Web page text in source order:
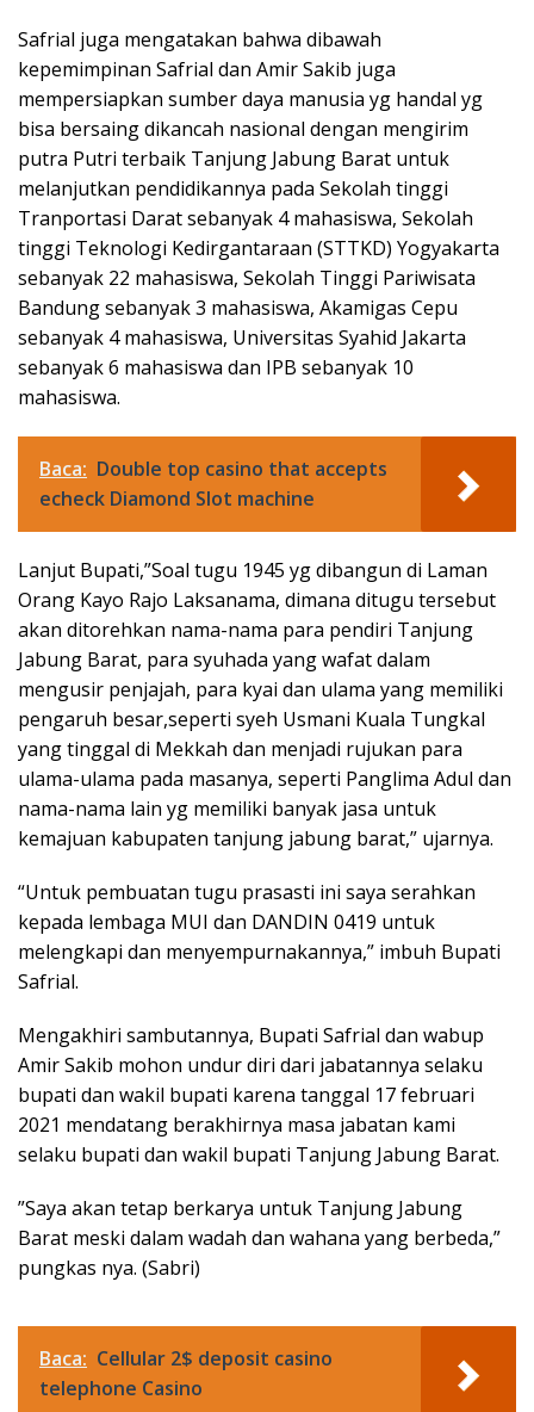
Safrial juga mengatakan bahwa dibawah
kepemimpinan Safrial dan Amir Sakib juga
mempersiapkan sumber daya manusia yg handal yg
bisa bersaing dikancah nasional dengan mengirim
putra Putri terbaik Tanjung Jabung Barat untuk
melanjutkan pendidikannya pada Sekolah tinggi
Tranportasi Darat sebanyak 4 mahasiswa, Sekolah
tinggi Teknologi Kedirgantaraan (STTKD) Yogyakarta
sebanyak 22 mahasiswa, Sekolah Tinggi Pariwisata
Bandung sebanyak 3 mahasiswa, Akamigas Cepu
sebanyak 4 mahasiswa, Universitas Syahid Jakarta
sebanyak 6 mahasiswa dan IPB sebanyak 10
mahasiswa.
Baca: Double top casino that accepts
echeck Diamond Slot machine
Lanjut Bupati,”Soal tugu 1945 yg dibangun di Laman
Orang Kayo Rajo Laksanama, dimana ditugu tersebut
akan ditorehkan nama-nama para pendiri Tanjung
Jabung Barat, para syuhada yang wafat dalam
mengusir penjajah, para kyai dan ulama yang memiliki
pengaruh besar,seperti syeh Usmani Kuala Tungkal
yang tinggal di Mekkah dan menjadi rujukan para
ulama-ulama pada masanya, seperti Panglima Adul dan
nama-nama lain yg memiliki banyak jasa untuk
kemajuan kabupaten tanjung jabung barat,” ujarnya.
“Untuk pembuatan tugu prasasti ini saya serahkan
kepada lembaga MUI dan DANDIN 0419 untuk
melengkapi dan menyempurnakannya,” imbuh Bupati
Safrial.
Mengakhiri sambutannya, Bupati Safrial dan wabup
Amir Sakib mohon undur diri dari jabatannya selaku
bupati dan wakil bupati karena tanggal 17 februari
2021 mendatang berakhirnya masa jabatan kami
selaku bupati dan wakil bupati Tanjung Jabung Barat.
”Saya akan tetap berkarya untuk Tanjung Jabung
Barat meski dalam wadah dan wahana yang berbeda,”
pungkas nya. (Sabri)
Baca: Cellular 2$ deposit casino
telephone Casino